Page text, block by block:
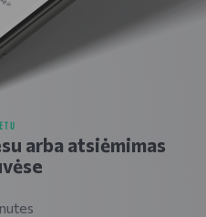
arba atsiėmimas